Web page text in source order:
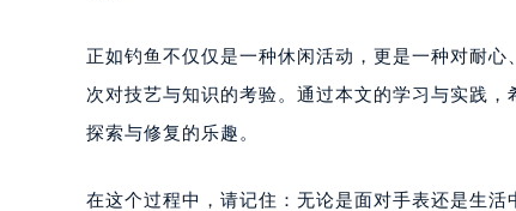
正如钓鱼不仅仅是一种休闲活动，更是一种对耐
次对技艺与知识的考验。通过本文的学习与实践
探索与修复的乐趣。
在这个过程中，请记住：无论是面对手表还是生